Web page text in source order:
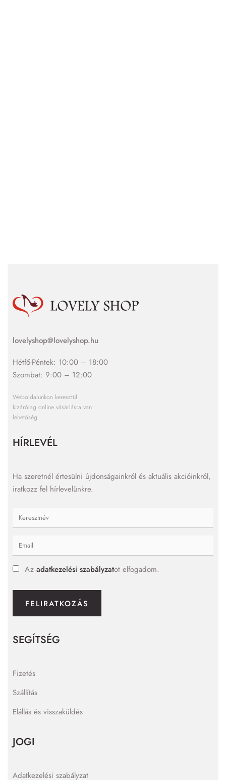
lovelyshop@lovelyshop.hu
Hétfő-Péntek: 10:00 – 18:00
Szombat: 9:00 – 12:00
Weboldalunkon keresztül
kizárólag online vásárlásra van
lehetőség.
SEGÍTSÉG
Fizetés
Szállítás
Elállás és visszaküldés
JOGI
Adatkezelési szabályzat
HÍRLEVÉL
Ha szeretnél értesülni újdonságainkról és aktuális akcióinkról,
iratkozz fel hírlevelünkre.
Az adatkezelési szabályzatot elfogadom.
FELIRATKOZÁS